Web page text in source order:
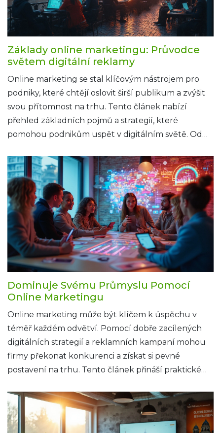
Základy online marketingu: Průvodce
světem digitální reklamy
Online marketing se stal klíčovým nástrojem pro
podniky, které chtějí oslovit širší publikum a zvýšit
svou přítomnost na trhu. Tento článek nabízí
přehled základních pojmů a strategií, které
pomohou podnikům uspět v digitálním světě. Od
svou cílovou skupinu. Kromě toho se dozvíte o
důležitosti měření výsledků a udržování aktuálních
trendů. Připravte se získat užitečné tipy a triky pro
úspěšnou online přítomnost.
Dominuje Svému Průmyslu Pomocí
Online Marketingu
Online marketing může být klíčem k úspěchu v
téměř každém odvětví. Pomocí dobře zacílených
digitálních strategií a reklamních kampaní mohou
firmy překonat konkurenci a získat si pevné
postavení na trhu. Tento článek přináší praktické
marketingové aktivity a posílit svou pozici v odvětví.
Chcete-li dominovat ve svém oboru, stačí jen
správně využít nástroje digitálního marketingu.